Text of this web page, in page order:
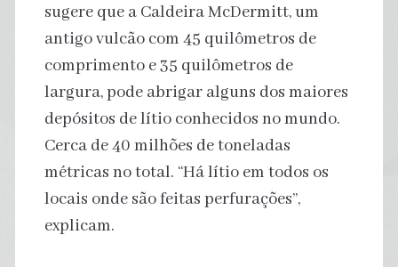
sugere que a Caldeira McDermitt, um
antigo vulcão com 45 quilômetros de
comprimento e 35 quilômetros de
largura, pode abrigar alguns dos maiores
depósitos de lítio conhecidos no mundo.
Cerca de 40 milhões de toneladas
métricas no total. “Há lítio em todos os
locais onde são feitas perfurações”,
explicam.